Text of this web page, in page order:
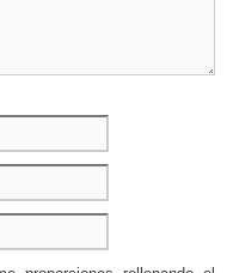
electrónico